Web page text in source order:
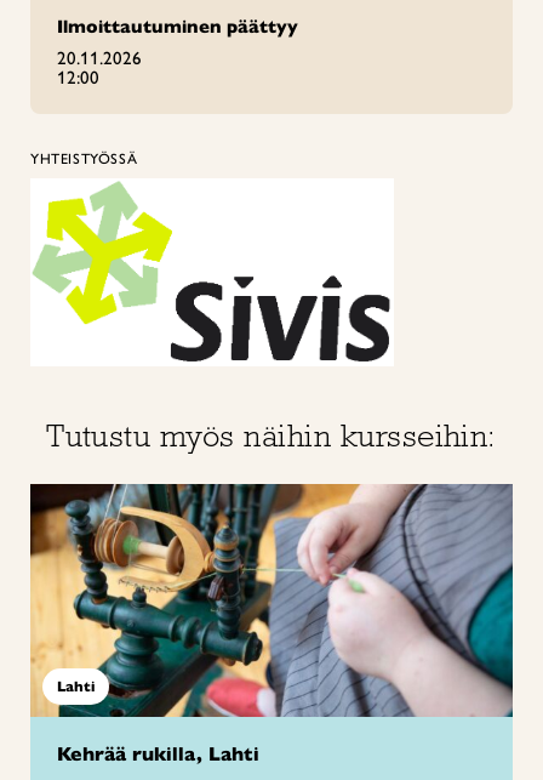
Ilmoittautuminen päättyy
20.11.2026
12:00
YHTEISTYÖSSÄ
Tutustu myös näihin kursseihin:
Lahti
Kehrää rukilla, Lahti